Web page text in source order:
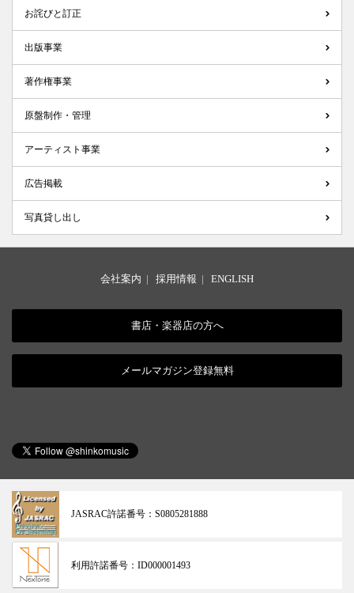
お詫びと訂正
出版事業
著作権事業
原盤制作・管理
アーティスト事業
広告掲載
写真貸し出し
会社案内 | 採用情報 | ENGLISH
書店・楽器店の方へ
メールマガジン登録無料
JASRAC許諾番号： S0805281888
利用許諾番号： ID000001493